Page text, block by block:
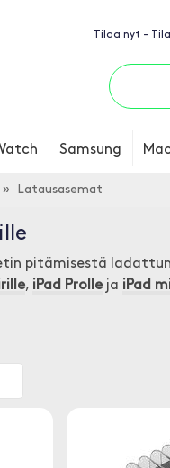
Tilaa nyt -
Samsung
» Latausasemat
pitämisestä
, iPad Prolle ja iPad